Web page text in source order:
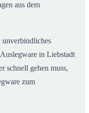
aus dem
unverbindliches
in Liebstadt
schnell gehen muss,
zum